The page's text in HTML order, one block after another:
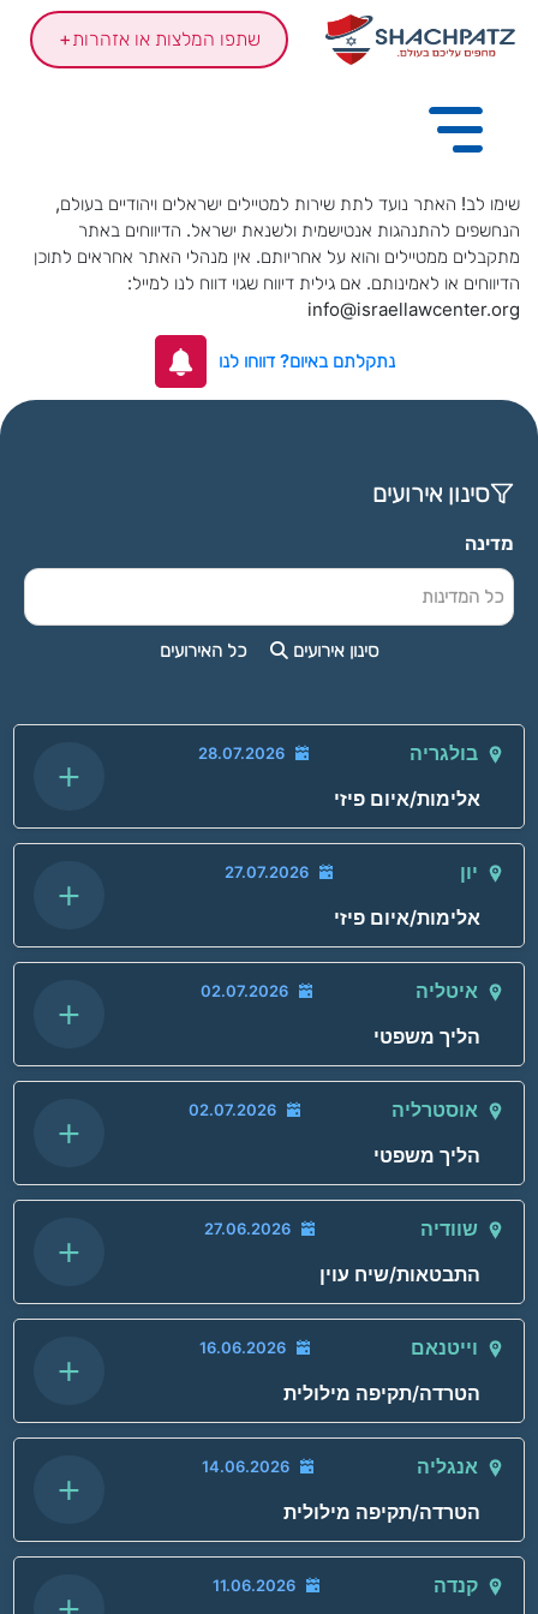
שתפו המלצות או אזהרות+
שימו לב! האתר נועד לתת שירות למטיילים ישראלים ויהודיים בעולם,
הנחשפים להתנהגות אנטישמית ולשנאת ישראל. הדיווחים באתר
מתקבלים ממטיילים והוא על אחריותם. אין מנהלי האתר אחראים לתוכן
הדיווחים או לאמינותם. אם גילית דיווח שגוי דווח לנו למייל:
info@israellawcenter.org
נתקלתם באיום? דווחו לנו
סינון אירועים
מדינה
כל המדינות
סינון אירועים כל האירועים
בולגריה 28.07.2026
אלימות/איום פיזי +
תאריך האירוע:
מדינת האירוע:
כתובת:
מסגרת האירוע:
סוג האירוע:
שם המקום או האדם:
יון 27.07.2026
אלימות/איום פיזי +
תאריך האירוע:
מדינת האירוע:
כתובת:
מסגרת האירוע:
סוג האירוע:
איטליה 02.07.2026
הליך משפטי +
תאריך האירוע:
מדינת האירוע:
כתובת:
מסגרת האירוע:
אוסטרליה 02.07.2026
הליך משפטי +
תאריך האירוע:
מדינת האירוע:
כתובת:
שוודיה 27.06.2026
התבטאות/שיח עוין +
תאריך האירוע:
מדינת האירוע:
וייטנאם 16.06.2026
הטרדה/תקיפה מילולית +
תאריך האירוע:
אנגליה 14.06.2026
הטרדה/תקיפה מילולית +
תאריך האירוע:
קנדה 11.06.2026